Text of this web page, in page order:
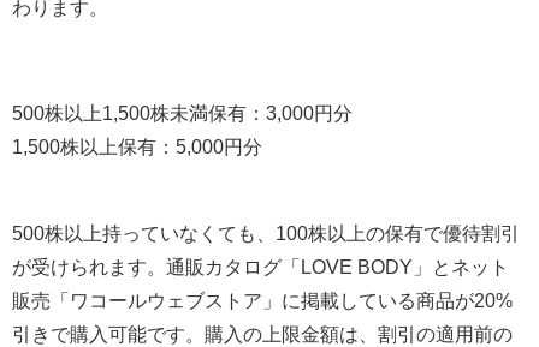
わります。
500株以上1,500株未満保有：3,000円分
1,500株以上保有：5,000円分
500株以上持っていなくても、100株以上の保有で優待割引
が受けられます。通販カタログ「LOVE BODY」とネット
販売「ワコールウェブストア」に掲載している商品が20%
引きで購入可能です。購入の上限金額は、割引の適用前の